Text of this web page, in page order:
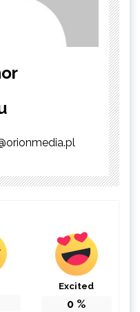
Excited
0 %